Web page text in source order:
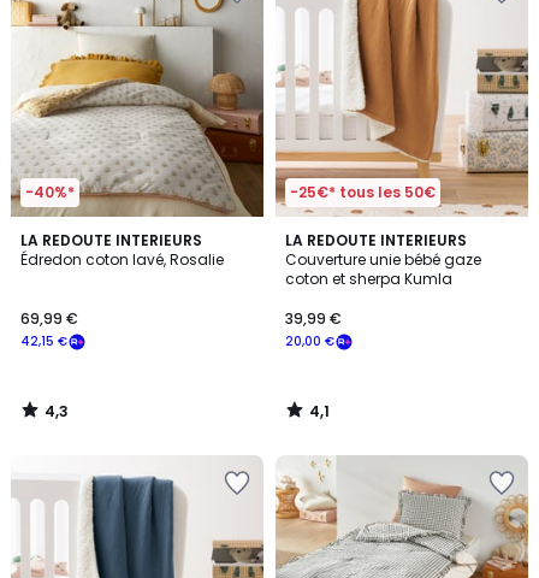
-40%*
LA REDOUTE INTERIEURS
Édredon coton lavé, Rosalie
€
souscrivez
notre
programme
42,15
42,15 €
69,99 €
4,3
/ 5
4,3
/
-25€* tous les 50€
LA REDOUTE INTERIEURS
Couverture unie bébé gaze
coton et sherpa Kumla
20,00 €
39,99 €
4,1
/ 5
4,1
/